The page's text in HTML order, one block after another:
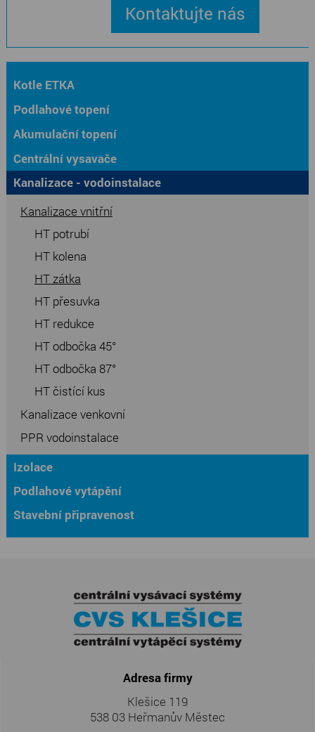
Kontaktujte nás
Kotle ETKA
Podlahové topení
Akumulační topení
Centrální vysavače
Kanalizace - vodoinstalace
Kanalizace vnitřní
HT potrubí
HT kolena
HT zátka
HT přesuvka
HT redukce
HT odbočka 45°
HT odbočka 87°
HT čistící kus
Kanalizace venkovní
PPR vodoinstalace
Izolace
Podlahové vytápění
Stavební připravenost
Adresa firmy
Klešice 119
538 03 Heřmanův Městec